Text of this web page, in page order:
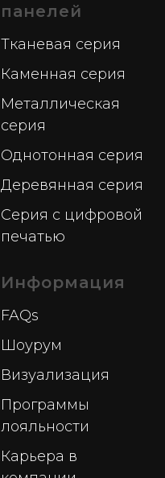
панелей
Тканевая серия
Каменная серия
Металлическая
серия
Однотонная серия
Деревянная серия
Серия с цифровой
печатью
Информация
FAQs
Шоурум
Визуализация
Программы
лояльности
Карьера в